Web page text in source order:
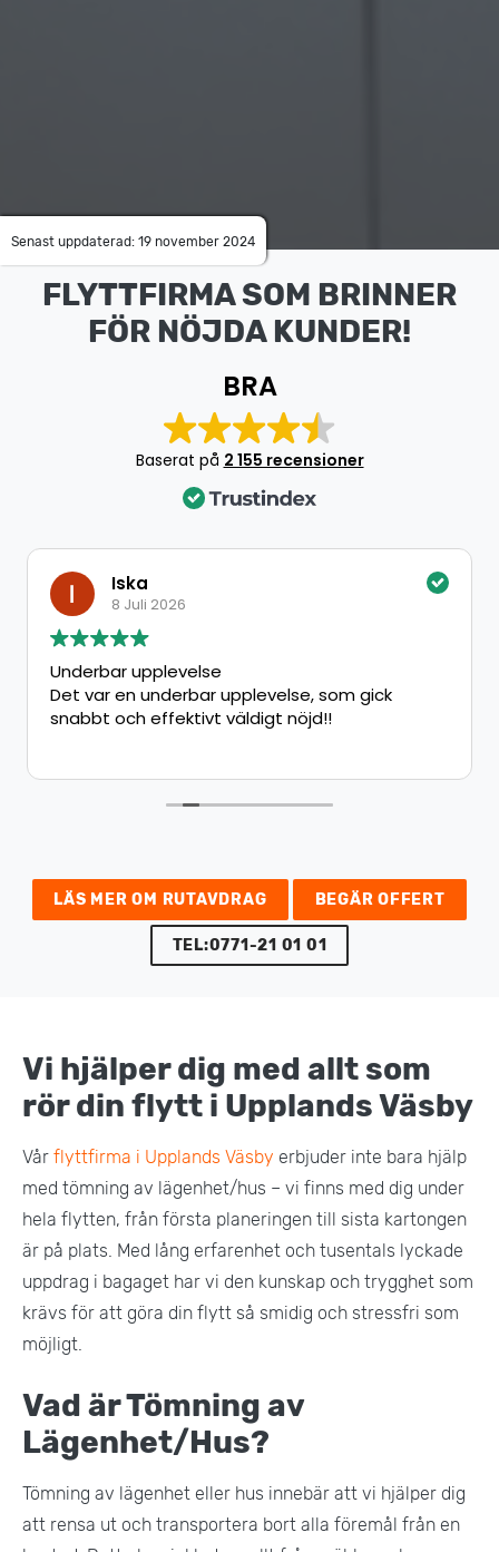
Senast uppdaterad: 19 november 2024
FLYTTFIRMA SOM BRINNER
FÖR NÖJDA KUNDER!
BRA
Baserat på 2 155 recensioner
Iska
8 Juli 2026
Underbar upplevelse
Det var en underbar upplevelse, som gick
snabbt och effektivt väldigt nöjd!!
LÄS MER OM RUTAVDRAG BEGÄR OFFERT
TEL:0771-21 01 01
Vi hjälper dig med allt som
rör din flytt i Upplands Väsby
Vår flyttfirma i Upplands Väsby erbjuder inte bara hjälp
med tömning av lägenhet/hus – vi finns med dig under
hela flytten, från första planeringen till sista kartongen
är på plats. Med lång erfarenhet och tusentals lyckade
uppdrag i bagaget har vi den kunskap och trygghet som
krävs för att göra din flytt så smidig och stressfri som
möjligt.
Vad är Tömning av
Lägenhet/Hus?
Tömning av lägenhet eller hus innebär att vi hjälper dig
att rensa ut och transportera bort alla föremål från en